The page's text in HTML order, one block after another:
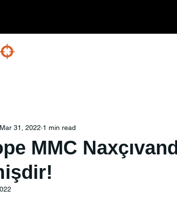
MMC
Mar 31, 2022 1 min read